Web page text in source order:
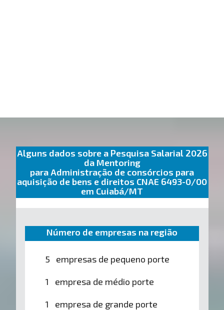
Alguns dados sobre a Pesquisa Salarial 2026
da Mentoring
para Administração de consórcios para
aquisição de bens e direitos CNAE 6493-0/00
em Cuiabá/MT
Número de empresas na região
5 empresas de pequeno porte
1 empresa de médio porte
1 empresa de grande porte